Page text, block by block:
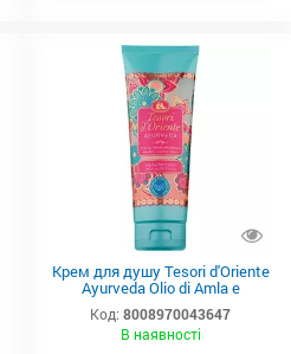
Крем для душу Tesori d'Oriente
Ayurveda Olio di Amla e
Patchouli 250 мл
Код: 8008970043647
В наявності